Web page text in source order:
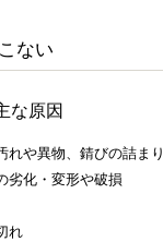
ない
な原因
れや異物、錆びの詰まり
劣化・変形や破損
れ